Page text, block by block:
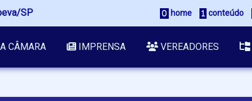
SP home conteúdo
A CÂMARA IMPRENSA VEREADORES